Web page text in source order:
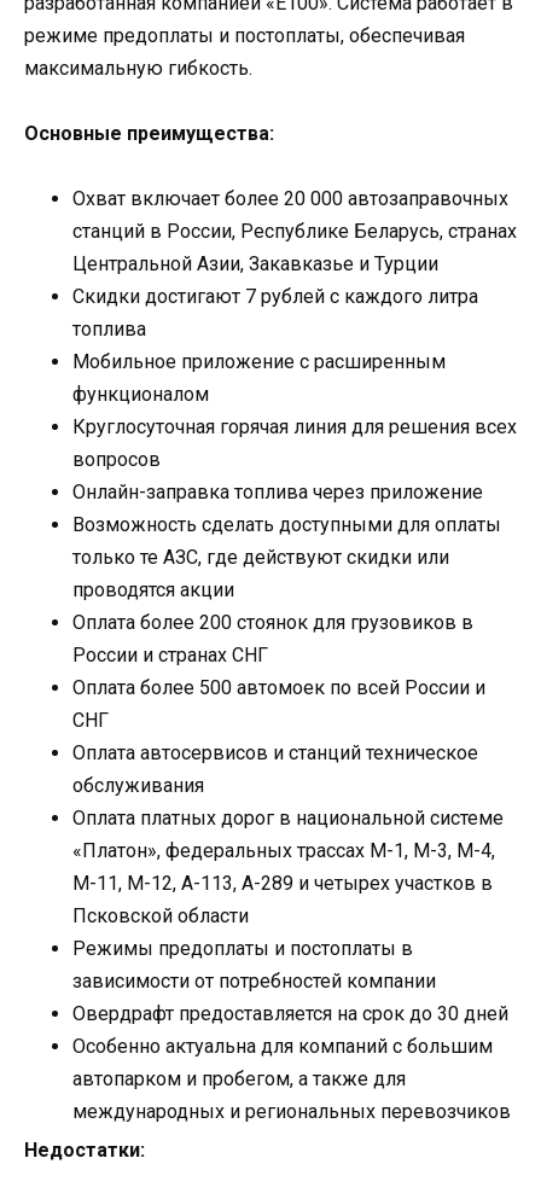
режиме предоплаты и постоплаты, обеспечивая
максимальную гибкость.
Основные преимущества:
Охват включает более 20 000 автозаправочных
станций в России, Республике Беларусь, странах
Центральной Азии, Закавказье и Турции
Скидки достигают 7 рублей с каждого литра
топлива
Мобильное приложение с расширенным
функционалом
Круглосуточная горячая линия для решения всех
вопросов
Онлайн-заправка топлива через приложение
Возможность сделать доступными для оплаты
только те АЗС, где действуют скидки или
проводятся акции
Оплата более 200 стоянок для грузовиков в
России и странах СНГ
Оплата более 500 автомоек по всей России и
СНГ
Оплата автосервисов и станций техническое
обслуживания
Оплата платных дорог в национальной системе
«Платон», федеральных трассах М-1, М-3, М-4,
М-11, М-12, А-113, А-289 и четырех участков в
Псковской области
Режимы предоплаты и постоплаты в
зависимости от потребностей компании
Овердрафт предоставляется на срок до 30 дней
Особенно актуальна для компаний с большим
автопарком и пробегом, а также для
международных и региональных перевозчиков
Недостатки: